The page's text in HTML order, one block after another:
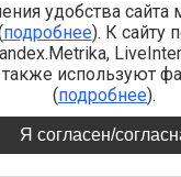
удобства сайта
подробнее). К сайту
используют
(подробнее).
Я согласен/